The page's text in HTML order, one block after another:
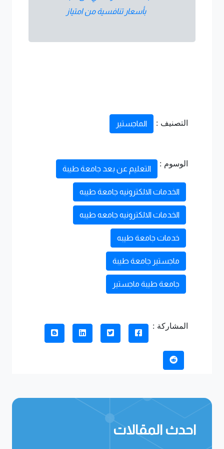
بأسعار تنافسية من امتياز
التصنيف : الماجستير
الوسوم :
التعليم عن بعد جامعة طيبة
الخدمات الالكترونيه جامعة طيبه
الخدمات الالكترونيه جامعه طيبه
خدمات جامعة طيبه
ماجستير جامعة طيبة
جامعة طيبة ماجستير
المشاركة :
احدث المقالات